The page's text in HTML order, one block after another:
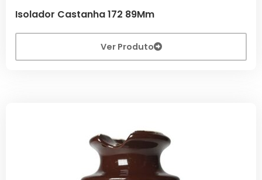
Isolador Castanha 172 89Mm
Ver Produto